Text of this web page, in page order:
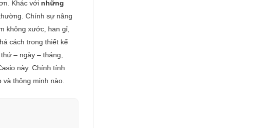
Khác với những
Chính sự nâng
không xước, han gỉ,
cách trong thiết kế
– ngày – tháng,
này. Chính tính
thông minh nào.